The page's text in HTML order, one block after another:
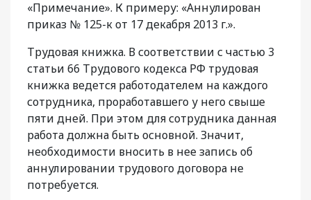
«Примечание». К примеру: «Аннулирован
приказ № 125-к от 17 декабря 2013 г.».
Трудовая книжка. В соответствии с частью 3
статьи 66 Трудового кодекса РФ трудовая
книжка ведется работодателем на каждого
сотрудника, проработавшего у него свыше
пяти дней. При этом для сотрудника данная
работа должна быть основной. Значит,
необходимости вносить в нее запись об
аннулировании трудового договора не
потребуется.